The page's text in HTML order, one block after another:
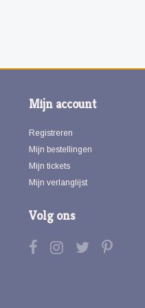
Mijn account
Registreren
Mijn bestellingen
Mijn tickets
Mijn verlanglijst
Volg ons